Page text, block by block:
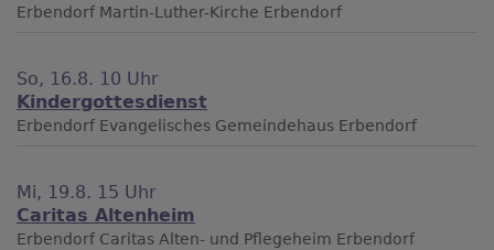
Erbendorf Martin-Luther-Kirche Erbendorf
So, 16.8. 10 Uhr
Kindergottesdienst
Erbendorf Evangelisches Gemeindehaus Erbendorf
Mi, 19.8. 15 Uhr
Caritas Altenheim
Erbendorf Caritas Alten- und Pflegeheim Erbendorf